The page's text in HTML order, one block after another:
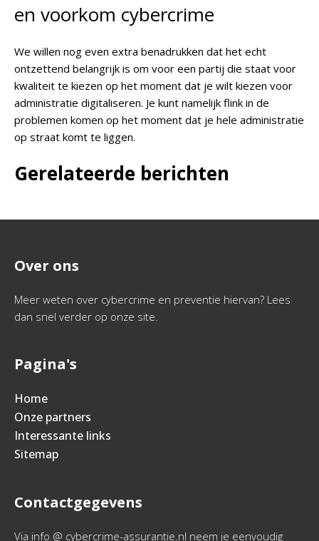
en voorkom cybercrime
We willen nog even extra benadrukken dat het echt
ontzettend belangrijk is om voor een partij die staat voor
kwaliteit te kiezen op het moment dat je wilt kiezen voor
administratie digitaliseren. Je kunt namelijk flink in de
problemen komen op het moment dat je hele administratie
op straat komt te liggen.
Gerelateerde berichten
Over ons
Meer weten over cybercrime en preventie hiervan? Lees
dan snel verder op onze site.
Pagina's
Home
Onze partners
Interessante links
Sitemap
Contactgegevens
Via info @ cybercrime-assurantie.nl neem je eenvoudig